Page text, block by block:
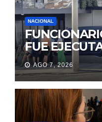
NACIONAL
FUE
IBA A UNA
TRABAJO
AGO 7, 2026